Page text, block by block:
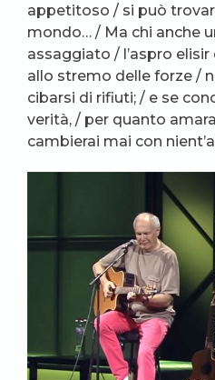
appetitoso / si può
mondo… / Ma chi anche
assaggiato / l’aspro
allo stremo delle forze /
cibarsi di rifiuti; / e se
verità, / per quanto
cambierai mai con